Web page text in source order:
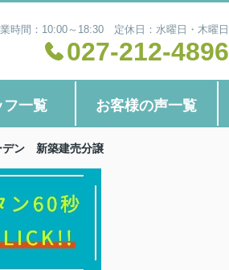
時間：10:00～18:30 定休日：水曜日・木曜日
027-212-4896
フ一覧 お客様の声一覧
デン 新築建売分譲